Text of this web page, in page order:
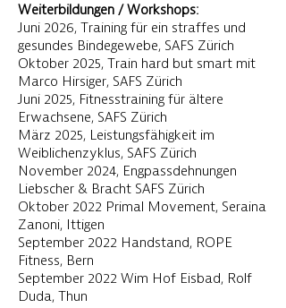
Weiterbildungen / Workshops:
Juni 2026, Training für ein straffes und
gesundes Bindegewebe, SAFS Zürich
​Oktober 2025, Train hard but smart mit
Marco Hirsiger, SAFS Zürich
Juni 2025, Fitnesstraining für ältere
Erwachsene, SAFS Zürich
März 2025, Leistungsfähigkeit im
Weiblichenzyklus, SAFS Zürich
November 2024, Engpassdehnungen
Liebscher & Bracht SAFS Zürich
Oktober 2022 Primal Movement, Seraina
Zanoni, Ittigen
September 2022 Handstand, ROPE
Fitness, Bern
September 2022 Wim Hof Eisbad, Rolf
Duda, Thun